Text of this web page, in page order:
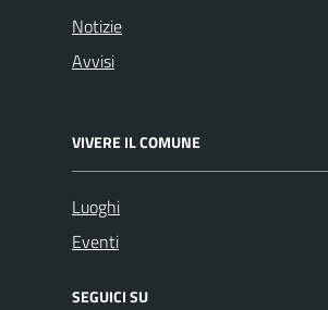
Notizie
Avvisi
VIVERE IL COMUNE
Luoghi
Eventi
SEGUICI SU